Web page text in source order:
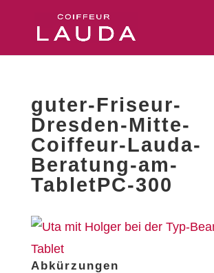
guter-Friseur-
Dresden-Mitte-
Coiffeur-Lauda-
Beratung-am-
TabletPC-300
Abkürzungen